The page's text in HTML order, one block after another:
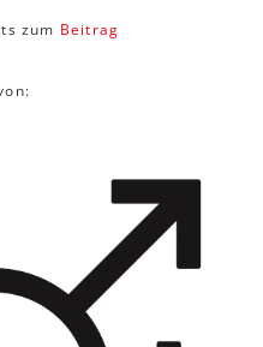
zum Beitrag